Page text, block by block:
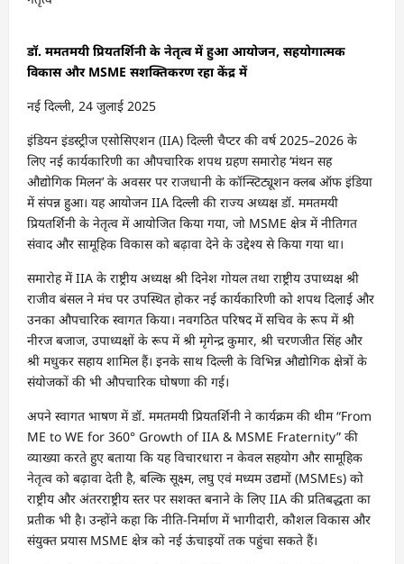
डॉ. ममतमयी प्रियतर्शिनी के नेतृत्व में हुआ आयोजन, सहयोगात्मक
विकास और MSME सशक्तिकरण रहा केंद्र में
नई दिल्ली, 24 जुलाई 2025
इंडियन इंडस्ट्रीज एसोसिएशन (IIA) दिल्ली चैप्टर की वर्ष 2025–2026 के
लिए नई कार्यकारिणी का औपचारिक शपथ ग्रहण समारोह ‘मंथन सह
औद्योगिक मिलन’ के अवसर पर राजधानी के कॉन्स्टिट्यूशन क्लब ऑफ इंडिया
में संपन्न हुआ। यह आयोजन IIA दिल्ली की राज्य अध्यक्ष डॉ. ममतमयी
प्रियतर्शिनी के नेतृत्व में आयोजित किया गया, जो MSME क्षेत्र में नीतिगत
संवाद और सामूहिक विकास को बढ़ावा देने के उद्देश्य से किया गया था।
समारोह में IIA के राष्ट्रीय अध्यक्ष श्री दिनेश गोयल तथा राष्ट्रीय उपाध्यक्ष श्री
राजीव बंसल ने मंच पर उपस्थित होकर नई कार्यकारिणी को शपथ दिलाई और
उनका औपचारिक स्वागत किया। नवगठित परिषद में सचिव के रूप में श्री
नीरज बजाज, उपाध्यक्षों के रूप में श्री मृगेन्द्र कुमार, श्री चरणजीत सिंह और
श्री मधुकर सहाय शामिल हैं। इनके साथ दिल्ली के विभिन्न औद्योगिक क्षेत्रों के
संयोजकों की भी औपचारिक घोषणा की गई।
अपने स्वागत भाषण में डॉ. ममतमयी प्रियतर्शिनी ने कार्यक्रम की थीम “From
ME to WE for 360° Growth of IIA & MSME Fraternity” की
व्याख्या करते हुए बताया कि यह विचारधारा न केवल सहयोग और सामूहिक
नेतृत्व को बढ़ावा देती है, बल्कि सूक्ष्म, लघु एवं मध्यम उद्यमों (MSMEs) को
राष्ट्रीय और अंतरराष्ट्रीय स्तर पर सशक्त बनाने के लिए IIA की प्रतिबद्धता का
प्रतीक भी है। उन्होंने कहा कि नीति-निर्माण में भागीदारी, कौशल विकास और
संयुक्त प्रयास MSME क्षेत्र को नई ऊंचाइयों तक पहुंचा सकते हैं।